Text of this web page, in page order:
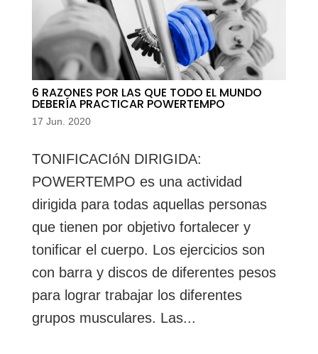
6 RAZONES POR LAS QUE TODO EL MUNDO
DEBERÍA PRACTICAR POWERTEMPO
17 Jun. 2020
TONIFICACIóN DIRIGIDA:
POWERTEMPO es una actividad
dirigida para todas aquellas personas
que tienen por objetivo fortalecer y
tonificar el cuerpo. Los ejercicios son
con barra y discos de diferentes pesos
para lograr trabajar los diferentes
grupos musculares. Las...